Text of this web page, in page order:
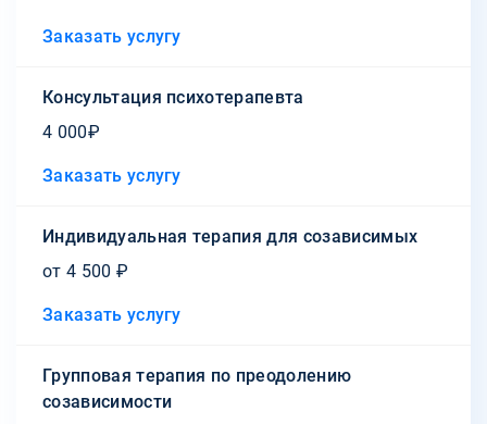
Заказать услугу
Консультация психотерапевта
4 000₽
Заказать услугу
Индивидуальная терапия для созависимых
от 4 500 ₽
Заказать услугу
Групповая терапия по преодолению
созависимости